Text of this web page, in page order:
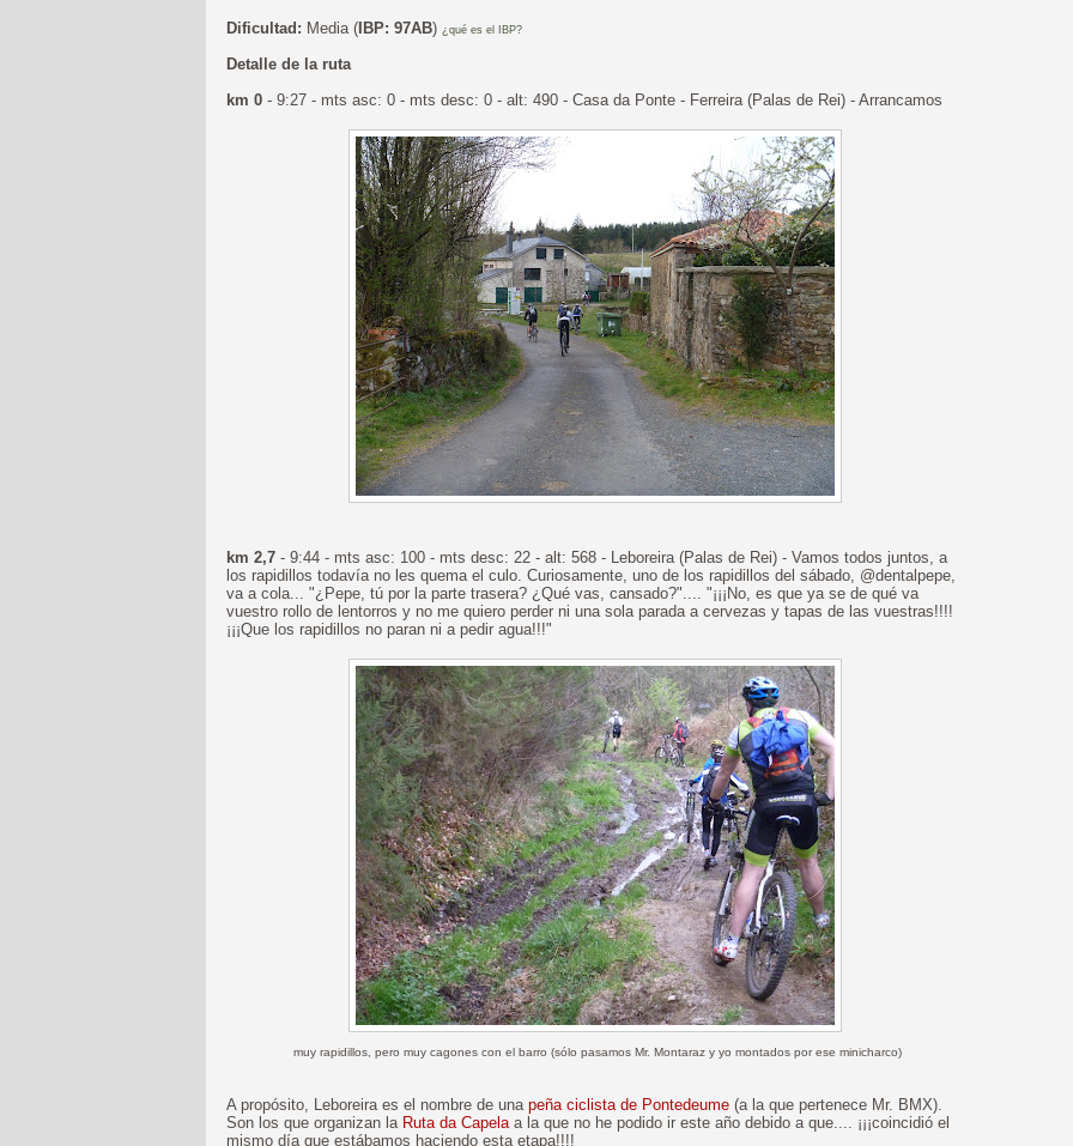
Dificultad: Media ( IBP: 97AB) ¿qué es el IBP?
Detalle de la ruta
km 0 - 9:27 - mts asc: 0 - mts desc: 0 - alt: 490 - Casa da Ponte - Ferreira (Palas de Rei) - Arrancamos
km 2,7 - 9:44 - mts asc: 100 - mts desc: 22 - alt: 568 - Leboreira (Palas de Rei) - Vamos todos juntos, a
los rapidillos todavía no les quema el culo. Curiosamente, uno de los rapidillos del sábado, @dentalpepe,
va a cola... "¿Pepe, tú por la parte trasera? ¿Qué vas, cansado?".... "¡¡¡No, es que ya se de qué va
vuestro rollo de lentorros y no me quiero perder ni una sola parada a cervezas y tapas de las vuestras!!!!
¡¡¡Que los rapidillos no paran ni a pedir agua!!!"
muy rapidillos, pero muy cagones con el barro (sólo pasamos Mr. Montaraz y yo montados por ese minicharco)
A propósito, Leboreira es el nombre de una peña ciclista de Pontedeume (a la que pertenece Mr. BMX).
Son los que organizan la Ruta da Capelaa la que no he podido ir este año debido a que.... ¡¡¡coincidió el
mismo día que estábamos haciendo esta etapa!!!!